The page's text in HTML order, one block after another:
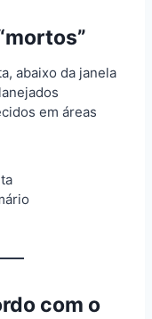
abaixo da janela
em áreas
com o